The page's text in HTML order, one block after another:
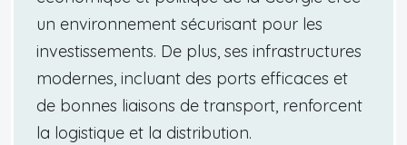
un environnement sécurisant pour les
investissements. De plus, ses infrastructures
modernes, incluant des ports efficaces et
de bonnes liaisons de transport, renforcent
la logistique et la distribution.